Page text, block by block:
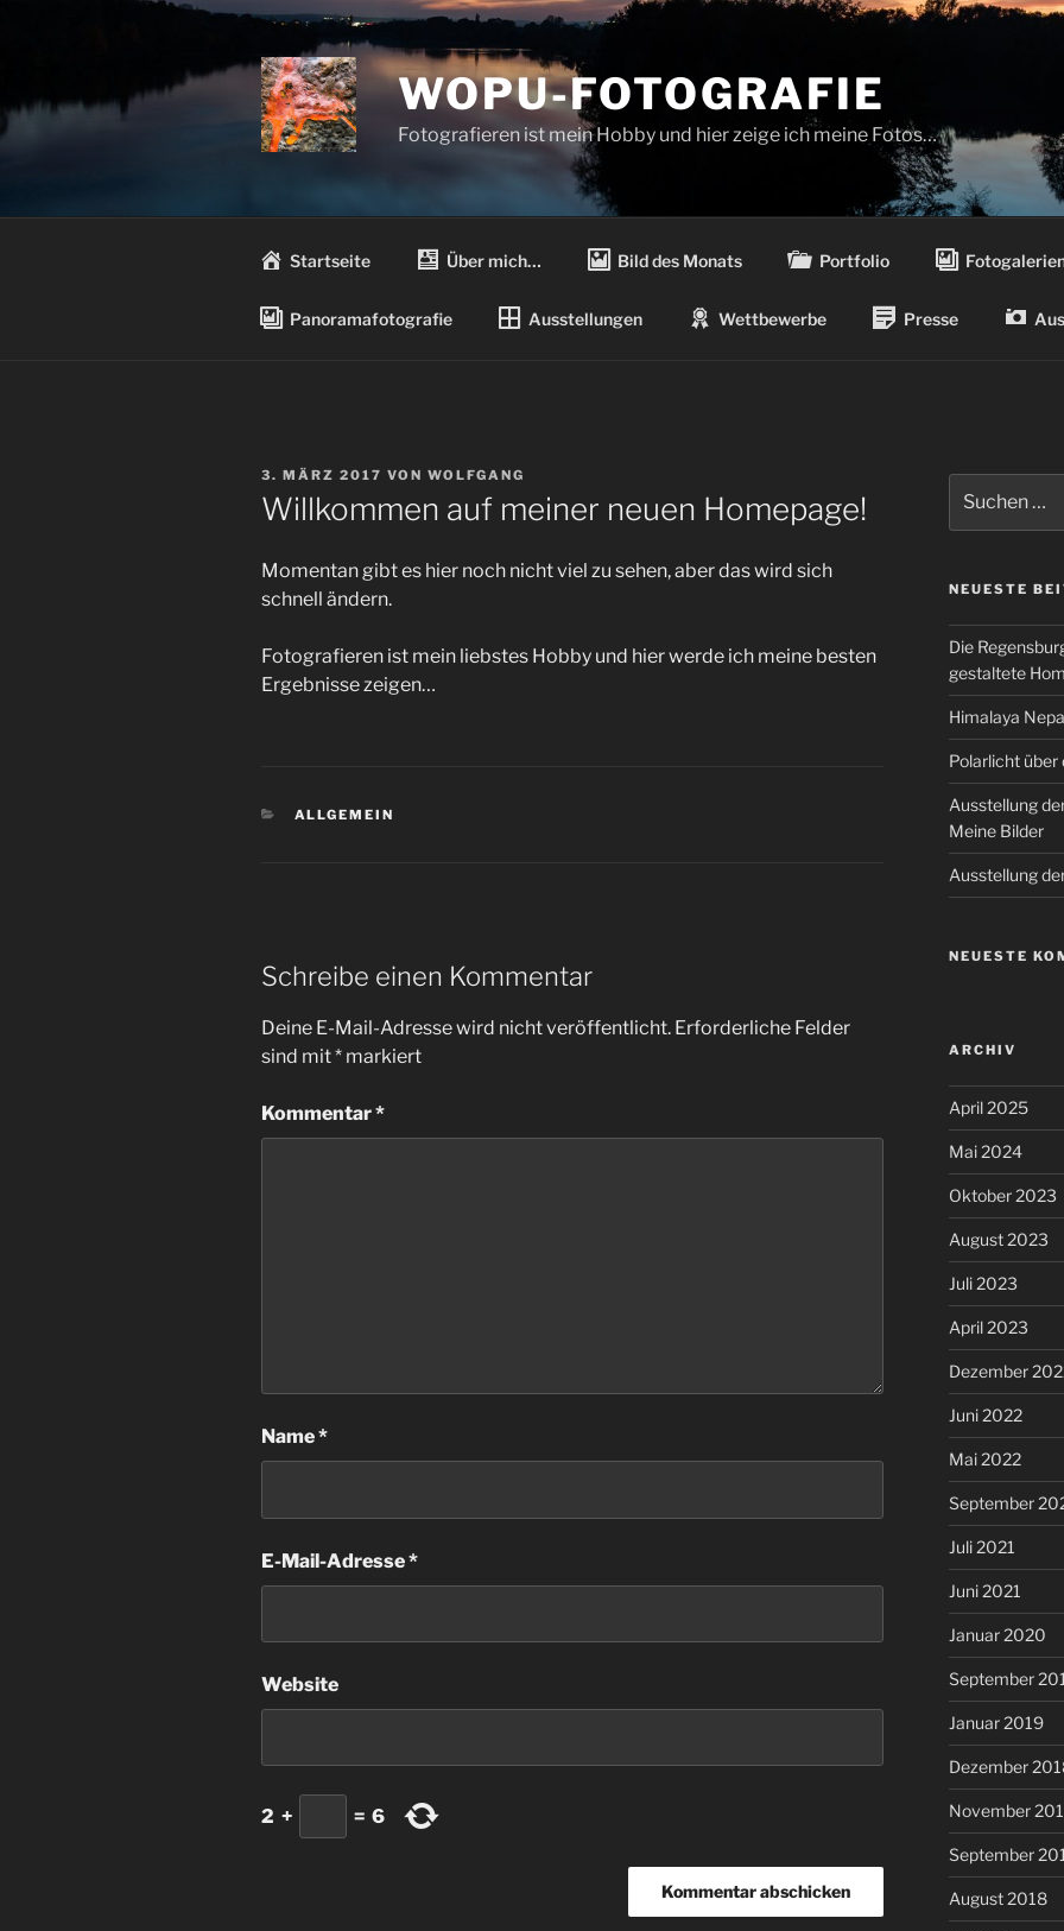
WOPU-FOTOGRAFIE
Fotografieren ist mein Hobby und hier zeige ich meine Fotos…
Startseite Über mich… Bild des Monats Portfolio
Panoramafotografie Ausstellungen Wettbewerbe Presse
VERÖFFENTLICHT
AM
3. MÄRZ 2017 VON WOLFGANG
Willkommen auf meiner neuen Homepage!
Momentan gibt es hier noch nicht viel zu sehen, aber das wird sich
schnell ändern.
Fotografieren ist mein liebstes Hobby und hier werde ich meine besten
Ergebnisse zeigen…
KATEGORIEN
ALLGEMEIN
Schreibe einen Kommentar
Deine E-Mail-Adresse wird nicht veröffentlicht. Erforderliche Felder
sind mit* markiert
Kommentar*
Name*
E-Mail-Adresse*
Website
2 + = 6
nach:
NEUESTE
Die
gestaltete
Himalaya
Polarlicht über
Ausstellung
Meine Bilder
Ausstellung
NEUESTE
ARCHIV
April 2025
Mai 2024
Oktober 2023
August 2023
Juli 2023
April 2023
Dezember
Juni 2022
Mai 2022
September
Juli 2021
Juni 2021
Januar 2020
September
Januar 2019
Dezember
November
September
August 2018